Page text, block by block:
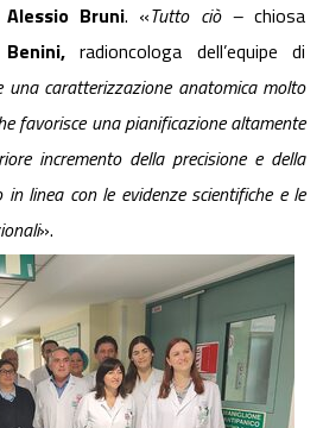
Bruni. «Tutto ciò – chiosa
radioncologa dell’equipe di
una caratterizzazione anatomica molto
favorisce una pianificazione altamente
incremento della precisione e della
linea con le evidenze scientifiche e le
».